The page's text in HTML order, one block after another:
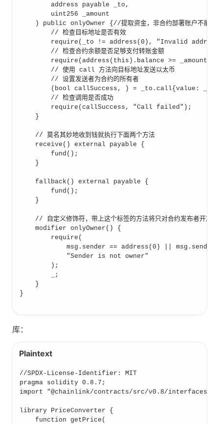
        address payable _to,
        uint256 _amount
) public onlyOwner {//提取资金，非合约部署账户不能调
        // 检查目标地址是否有效
require(_to != address(0), "Invalid
        // 检查合约余额是否足够支付转账金额
require(address(this).balance >= _amount,
        // 使用 call 方法向目标地址发送以太币
        // 设置发送者为合约的所有者
(bool callSuccess, ) = _to.call{value:
        // 检查调用是否成功
        require(callSuccess, "Call failed");
    }
    // 莫名其妙地收到钱就执行下面两个方法
    receive() external payable {
        fund();
    }
    fallback() external payable {
        fund();
    }
// 自定义修饰符，带上这个标签的方法将只对合约发布者开放
    modifier onlyOwner() {
        require(
msg.sender == address(0) || msg.sender
            "Sender is not owner"
        );
        _;
    }
}
库：
//SPDX-License-Identifier: MIT
pragma solidity 0.8.7;
import "@chainlink/contracts/src/v0.8/interfaces/
library PriceConverter {
    function getPrice(